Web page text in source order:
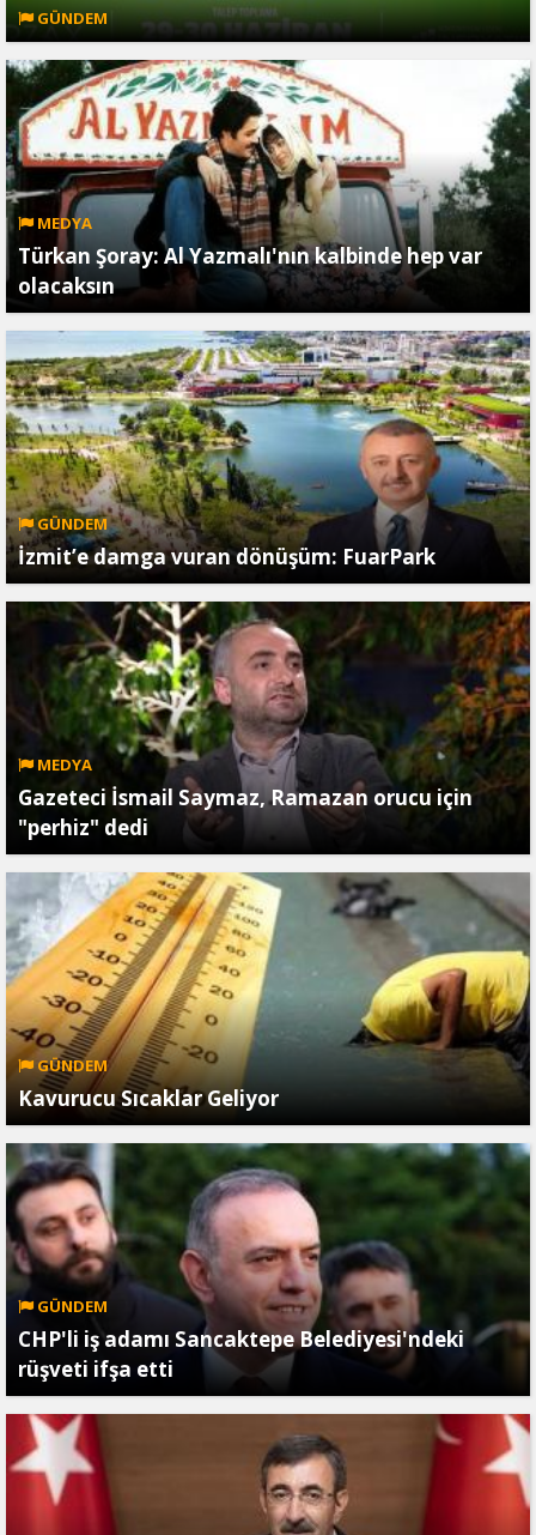
GÜNDEM
MEDYA
Türkan Şoray: Al Yazmalı'nın kalbinde hep var
olacaksın
GÜNDEM
İzmit’e damga vuran dönüşüm: FuarPark
MEDYA
Gazeteci İsmail Saymaz, Ramazan orucu için
"perhiz" dedi
GÜNDEM
Kavurucu Sıcaklar Geliyor
GÜNDEM
CHP'li iş adamı Sancaktepe Belediyesi'ndeki
rüşveti ifşa etti